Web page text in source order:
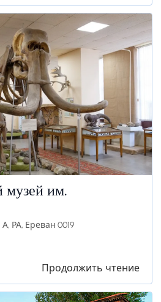
музей им.
РА, Ереван 0019
Продолжить чтение